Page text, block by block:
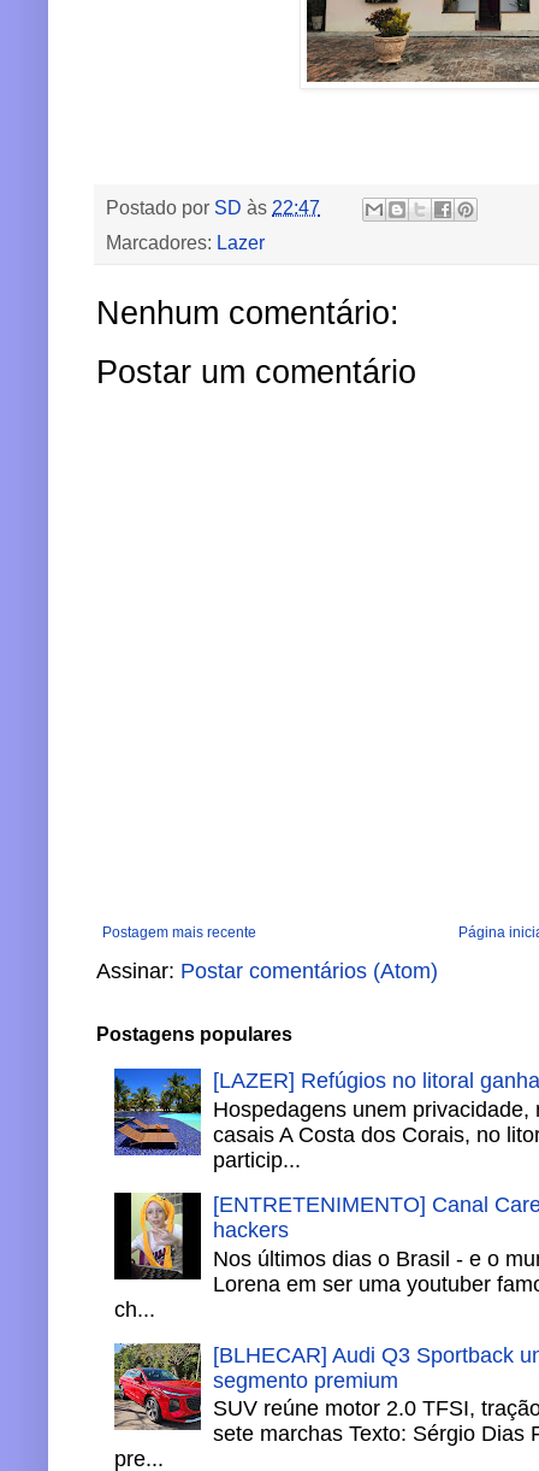
Postado por SD às 22:47
Marcadores: Lazer
Nenhum comentário:
Postar um comentário
Postagem mais recente Página
Assinar: Postar comentários (Atom)
Postagens populares
[LAZER] Refúgios no litoral
Hospedagens unem
casais A Costa dos Corais, no
particip...
[ENTRETENIMENTO] Canal
hackers
Nos últimos dias o Brasil - e o
Lorena em ser uma youtuber
ch...
[BLHECAR] Audi Q3 Sportback
segmento premium
SUV reúne motor 2.0 TFSI,
sete marchas Texto: Sérgio Dias
pre...